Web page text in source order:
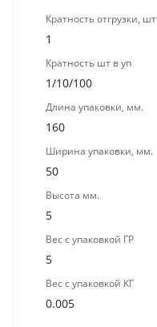
Кратность отгрузки, шт
1
Кратность шт в уп
1/10/100
Длина упаковки, мм.
160
Ширина упаковки, мм.
50
Высота мм.
5
Вес с упаковкой ГР
5
Вес с упаковкой КГ
0.005